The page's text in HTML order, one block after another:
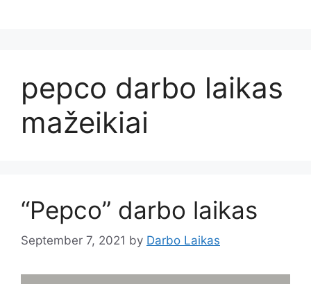
pepco darbo laikas
mažeikiai
“Pepco” darbo laikas
September 7, 2021 by Darbo Laikas